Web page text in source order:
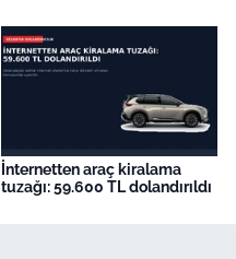
İnternetten araç kiralama
tuzağı: 59.600 TL dolandırıldı